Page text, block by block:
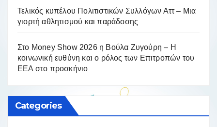
Τελικός κυπέλου Πολιτιστικών Συλλόγων Αττ – Μια
γιορτή αθλητισμού και παράδοσης
Στο Money Show 2026 η Βούλα Ζυγούρη – Η
κοινωνική ευθύνη και ο ρόλος των Επιτροπών του
ΕΕΑ στο προσκήνιο
Categories